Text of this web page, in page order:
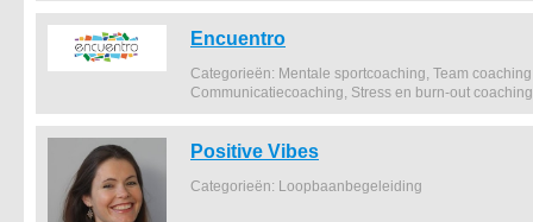
Encuentro
Categorieën: Mentale sportcoaching, Team
Communicatiecoaching, Stress en burn-out coaching
Positive Vibes
Categorieën: Loopbaanbegeleiding